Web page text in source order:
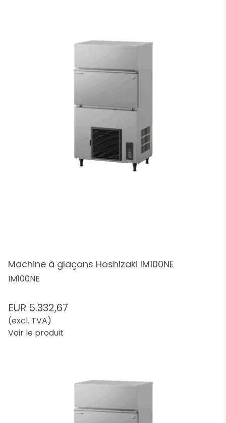
Machine à glaçons Hoshizaki IM100NE
IM100NE
EUR 5.332,67
(excl. TVA)
Voir le produit